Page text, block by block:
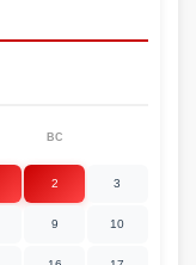
ВС
2 3
9 10